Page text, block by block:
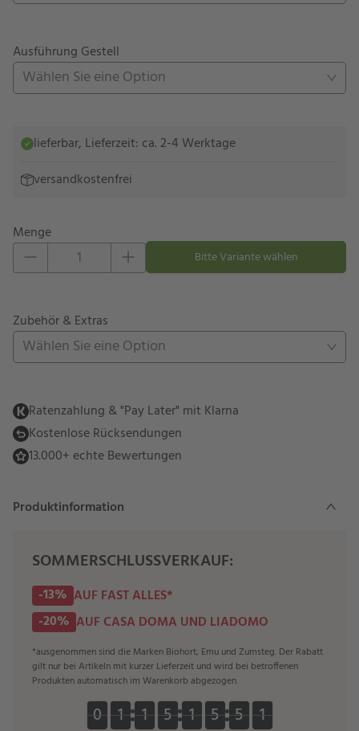
Ausführung Gestell
Wählen Sie eine Option
lieferbar, Lieferzeit: ca. 2-4 Werktage
versandkostenfrei
Menge
Eins hinzufügen Eins entfernenBitte Variante wählen
Zubehör & Extras
Wählen Sie eine Option
Ratenzahlung & "Pay Later" mit Klarna
Kostenlose Rücksendungen
13.000+ echte Bewertungen
Produktinformation
SOMMERSCHLUSSVERKAUF:
-13% AUF FAST ALLES*
-20% AUF CASA DOMA UND LIADOMO
*ausgenommen sind die Marken Biohort, Emu und Zumsteg. Der Rabatt
gilt nur bei Artikeln mit kurzer Lieferzeit und wird bei betroffenen
Produkten automatisch im Warenkorb abgezogen.
0
0
0
0 1
1
1
1 1
1
1
1 5
5
5
5 1
1
1
1 5
5
5
5 5
5
5
5 0
1
1
0